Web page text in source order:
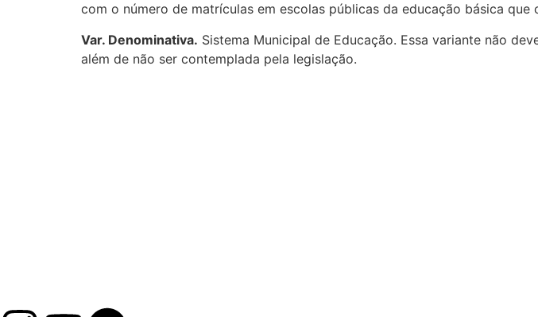
com o número de matrículas em escolas públicas da educação básica que
Var. Denominativa. Sistema Municipal de Educação. Essa variante não
além de não ser contemplada pela legislação.